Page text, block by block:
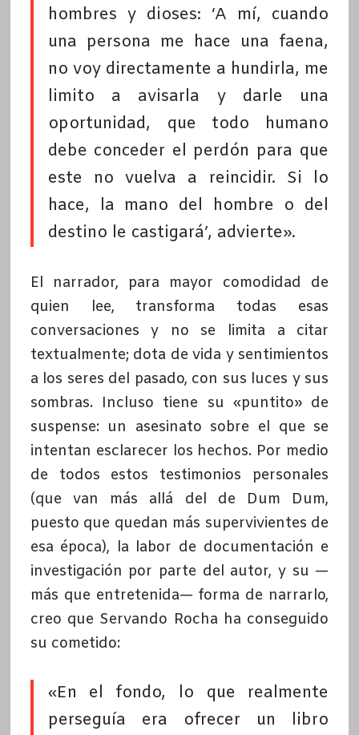
hombres y dioses: ‘A mí, cuando
una persona me hace una faena,
no voy directamente a hundirla, me
limito a avisarla y darle una
oportunidad, que todo humano
debe conceder el perdón para que
este no vuelva a reincidir. Si lo
hace, la mano del hombre o del
destino le castigará’, advierte».
El narrador, para mayor comodidad de
quien lee, transforma todas esas
conversaciones y no se limita a citar
textualmente; dota de vida y sentimientos
a los seres del pasado, con sus luces y sus
sombras. Incluso tiene su «puntito» de
suspense: un asesinato sobre el que se
intentan esclarecer los hechos. Por medio
de todos estos testimonios personales
(que van más allá del de Dum Dum,
puesto que quedan más supervivientes de
esa época), la labor de documentación e
investigación por parte del autor, y su —
más que entretenida— forma de narrarlo,
creo que Servando Rocha ha conseguido
su cometido:
«En el fondo, lo que realmente
perseguía era ofrecer un libro